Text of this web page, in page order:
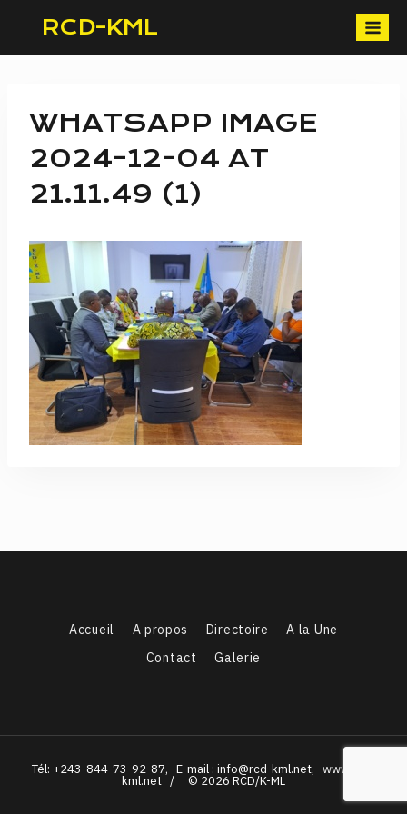
RCD-KML
WHATSAPP IMAGE
2024-12-04 AT
21.11.49 (1)
Accueil A propos Directoire
A la Une
Contact
Galerie
Tél: +243-844-73-92-87, E-mail : info@rcd-kml.net, www.rcd-
kml.net / © 2026 RCD/K-ML